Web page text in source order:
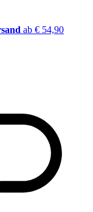
ab € 54,90